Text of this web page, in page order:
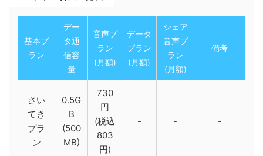
基本プ
ラン
デー
タ通
信容
量
音声プ
ラン
(月額)
データ
プラン
(月額)
シェア
音声プ
ラン
(月額)
備考
さい
てき
プラ
ン
0.5G
B
(500
MB)
730
円
(税込
803
円)
- - -